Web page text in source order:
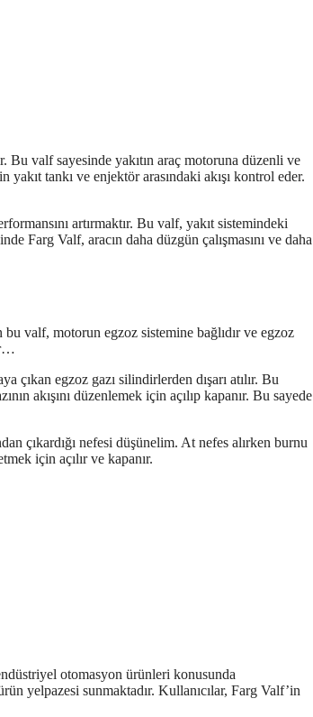
Bu valf sayesinde yakıtın araç motoruna düzenli ve
tankı ve enjektör arasındaki akışı kontrol eder.
artırmaktır. Bu valf, yakıt sistemindeki
Farg Valf, aracın daha düzgün çalışmasını ve daha
valf, motorun egzoz sistemine bağlıdır ve egzoz
çıkan egzoz gazı silindirlerden dışarı atılır. Bu
akışını düzenlemek için açılıp kapanır. Bu sayede
çıkardığı nefesi düşünelim. At nefes alırken burnu
için açılır ve kapanır.
otomasyon ürünleri konusunda
yelpazesi sunmaktadır. Kullanıcılar, Farg Valf’in